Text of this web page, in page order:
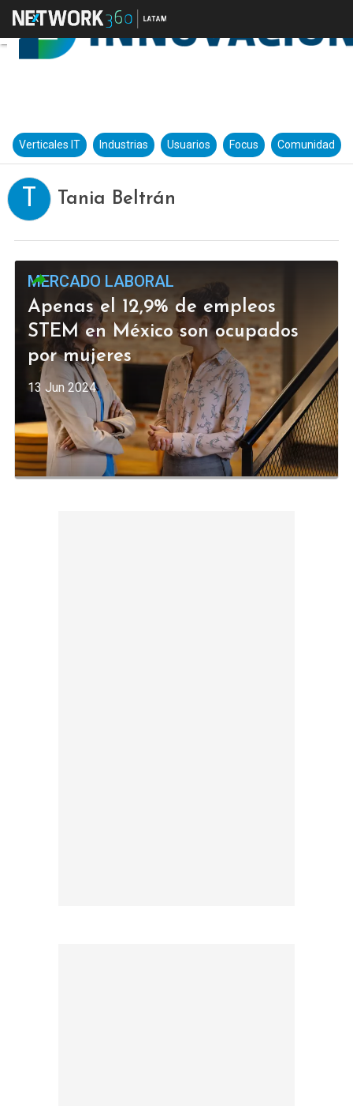
Verticales IT Industrias Usuarios Focus Comunidad
T Tania Beltrán
MERCADO LABORAL
Apenas el 12,9% de empleos
STEM en México son ocupados
por mujeres
13 Jun 2024